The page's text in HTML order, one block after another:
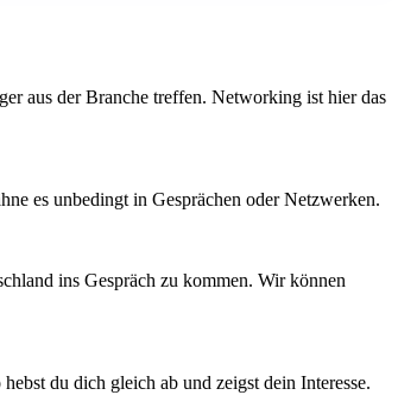
aus der Branche treffen. Networking ist hier das
es unbedingt in Gesprächen oder Netzwerken.
ins Gespräch zu kommen. Wir können
du dich gleich ab und zeigst dein Interesse.